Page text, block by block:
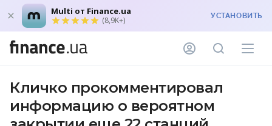
Multi от Finance.ua
(8,9K+) УСТАНОВИТЬ
Кличко прокомментировал
информацию о вероятном